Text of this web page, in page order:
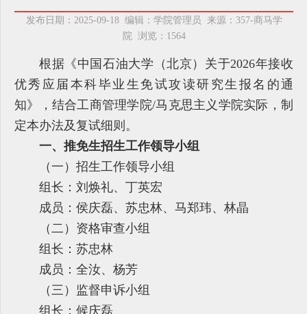
发布日期：2025-09-18 编辑：学院管理员 来源：357-商马学
院 浏览： 1564
根据《中国石油大学（北京）关于2026年接收
优秀应届本科毕业生免试攻读研究生报名的通
知》，结合工商管理学院/马克思主义学院实际，制
定本办法及复试细则。
一、推免生招生工作领导小组
（一）招生工作领导小组
组长：刘焕礼、丁英宏
成员：侯庆磊、苏忠林、马郑玮、林晶
（二）资格审查小组
组长：苏忠林
成员：全汝、杨芳
（三）监督申诉小组
组长：候庆磊